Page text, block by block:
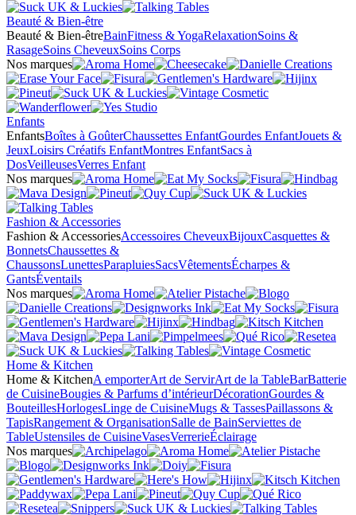
Beauté & Bien-être
Beauté & Bien-êtreBainFitness & YogaRelaxationSoins &
RasageSoins CheveuxSoins Corps
Nos marques
Enfants
EnfantsBoîtes à GoûterChaussettes EnfantGourdes EnfantJouets &
JeuxLoisirs Créatifs EnfantMontres EnfantSacs à
DosVeilleusesVerres Enfant
Nos marques
Fashion & Accessories
Fashion & AccessoriesAccessoires CheveuxBijouxCasquettes &
BonnetsChaussettes &
ChaussonsLunettesParapluiesSacsVêtementsÉcharpes &
GantsÉventails
Nos marques
Home & Kitchen
Home & KitchenA emporterArt de ServirArt de la TableBarBatterie
de CuisineBougies & Parfums d’intérieurDécorationGourdes &
BouteillesHorlogesLinge de CuisineMugs & TassesPaillassons &
TapisRangement & OrganisationSalle de BainServiettes de
TableUstensiles de CuisineVasesVerrerieÉclairage
Nos marques